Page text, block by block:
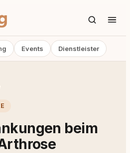
Events Dienstleister
beim